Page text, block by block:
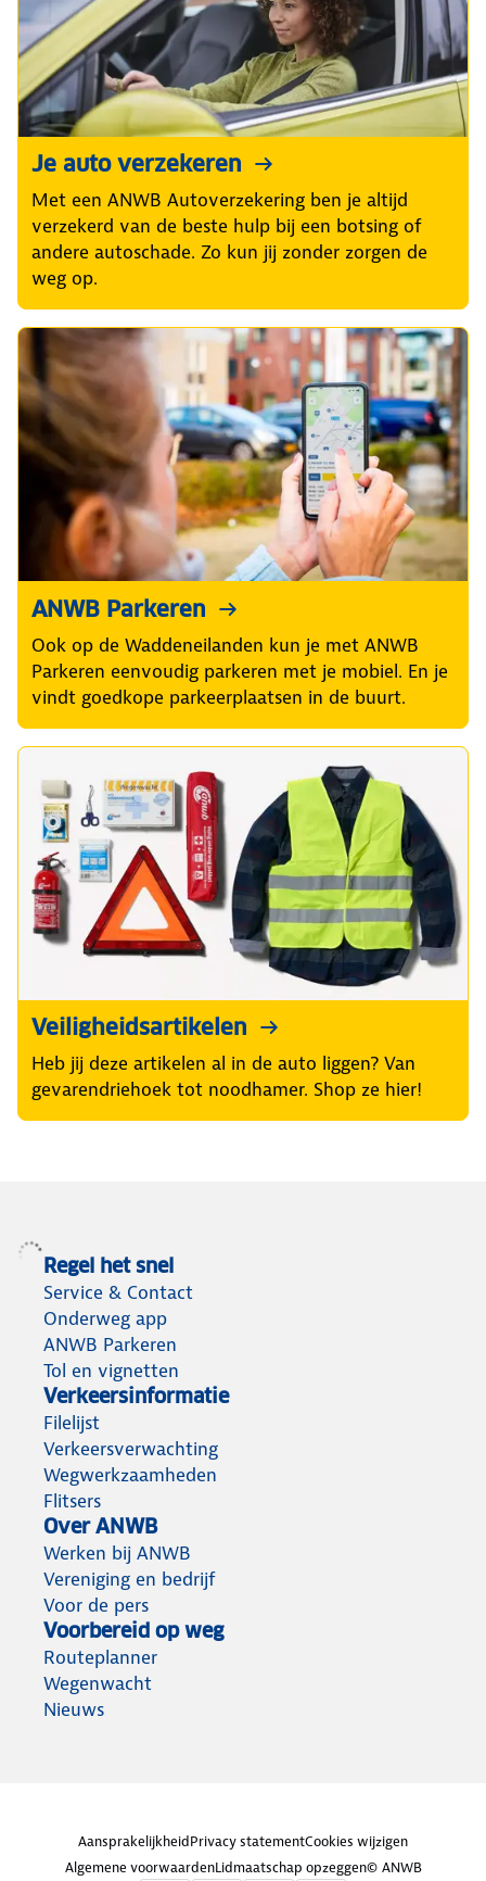
Je auto verzekeren
Met een ANWB Autoverzekering ben je altijd
verzekerd van de beste hulp bij een botsing of
andere autoschade. Zo kun jij zonder zorgen de
weg op.
ANWB Parkeren
Ook op de Waddeneilanden kun je met ANWB
Parkeren eenvoudig parkeren met je mobiel. En je
vindt goedkope parkeerplaatsen in de buurt.
Veiligheidsartikelen
Heb jij deze artikelen al in de auto liggen? Van
gevarendriehoek tot noodhamer. Shop ze hier!
Regel het snel
Service & Contact
Onderweg app
ANWB Parkeren
Tol en vignetten
Verkeersinformatie
Filelijst
Verkeersverwachting
Wegwerkzaamheden
Flitsers
Over ANWB
Werken bij ANWB
Vereniging en bedrijf
Voor de pers
Voorbereid op weg
Routeplanner
Wegenwacht
Nieuws
AansprakelijkheidPrivacy statementCookies wijzigen
Algemene voorwaardenLidmaatschap opzeggen© ANWB